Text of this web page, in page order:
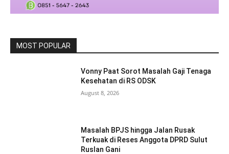
MOST POPULAR
Vonny Paat Sorot Masalah Gaji Tenaga
Kesehatan di RS ODSK
August 8, 2026
Masalah BPJS hingga Jalan Rusak
Terkuak di Reses Anggota DPRD Sulut
Ruslan Gani